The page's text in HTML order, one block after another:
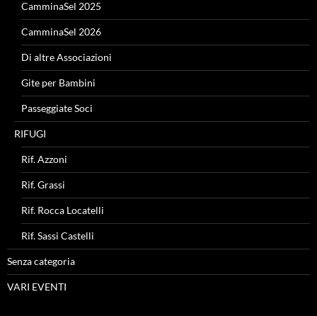
CamminaSel 2025
CamminaSel 2026
Di altre Associazioni
Gite per Bambini
Passeggiate Soci
RIFUGI
Rif. Azzoni
Rif. Grassi
Rif. Rocca Locatelli
Rif. Sassi Castelli
Senza categoria
VARI EVENTI